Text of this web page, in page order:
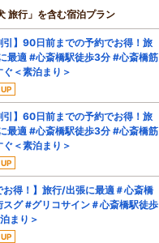
旅行」を含む宿泊プラン
引】90日前までの予約でお得！旅
最適 #心斎橋駅徒歩3分 #心斎橋筋
ぐ＜素泊まり＞
引】60日前までの予約でお得！旅
最適 #心斎橋駅徒歩3分 #心斎橋筋
ぐ＜素泊まり＞
お得！】旅行/出張に最適＃心斎橋
スグ #グリコサイン＃心斎橋駅徒歩
まり＞